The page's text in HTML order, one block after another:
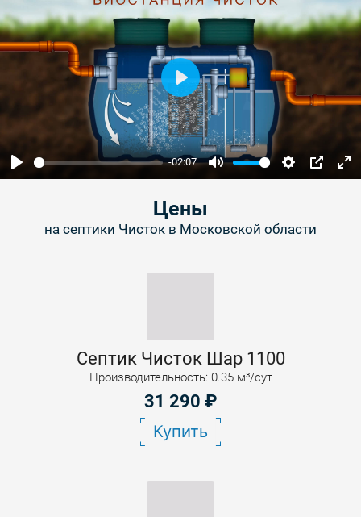
Play
-02:07
Mute Settings
PIP
Play
Цены
на септики Чисток в Московской области
Септик Чисток Шар 1100
Производительность: 0.35 м³/сут
31 290 ₽
Купить